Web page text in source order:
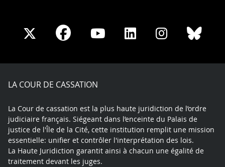
Share
X
Share
Facebook
Share
Youtube
Share
LinkedIn
Share
Instagram
LA COUR DE CASSATION
La Cour de cassation est la plus haute juridiction de l’ordre
judiciaire français. Siégeant dans l’enceinte du Palais de
justice de l'Île de la Cité, cette institution remplit une mission
essentielle: unifier et contrôler l'interprétation des lois.
La Haute Juridiction garantit ainsi à chacun une égalité de
traitement devant les juges.